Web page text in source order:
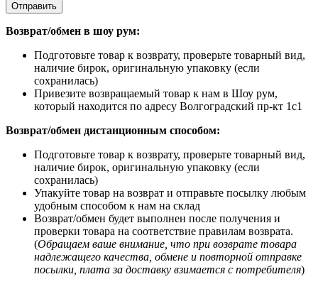
Отправить
Возврат/обмен в шоу рум:
Подготовьте товар к возврату, проверьте товарный вид,
наличие бирок, оригинальную упаковку (если
сохранилась)
Привезите возвращаемый товар к нам в Шоу рум,
который находится по адресу Волгоградский пр-кт 1с1
Возврат/обмен дистанционным способом:
Подготовьте товар к возврату, проверьте товарный вид,
наличие бирок, оригинальную упаковку (если
сохранилась)
Упакуйте товар на возврат и отправьте посылку любым
удобным способом к нам на склад
Возврат/обмен будет выполнен после получения и
проверки товара на соответствие правилам возврата.
(Обращаем ваше внимание, что при возврате товара
надлежащего качества, обмене и повторной отправке
посылки, плата за доставку взимается с потребителя)